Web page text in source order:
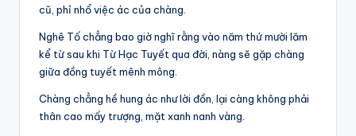
cũ, phỉ nhổ việc ác của chàng.
Nghê Tố chẳng bao giờ nghĩ rằng vào năm thứ mười lăm
kể từ sau khi Từ Hạc Tuyết qua đời, nàng sẽ gặp chàng
giữa đồng tuyết mênh mông.
Chàng chẳng hề hung ác như lời đồn, lại càng không phải
thân cao mấy trượng, mặt xanh nanh vàng.